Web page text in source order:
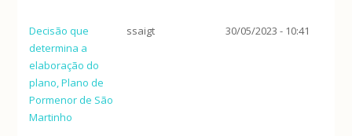
Decisão que
determina a
elaboração do
plano, Plano de
Pormenor de São
Martinho
ssaigt 30/05/2023 - 10:41